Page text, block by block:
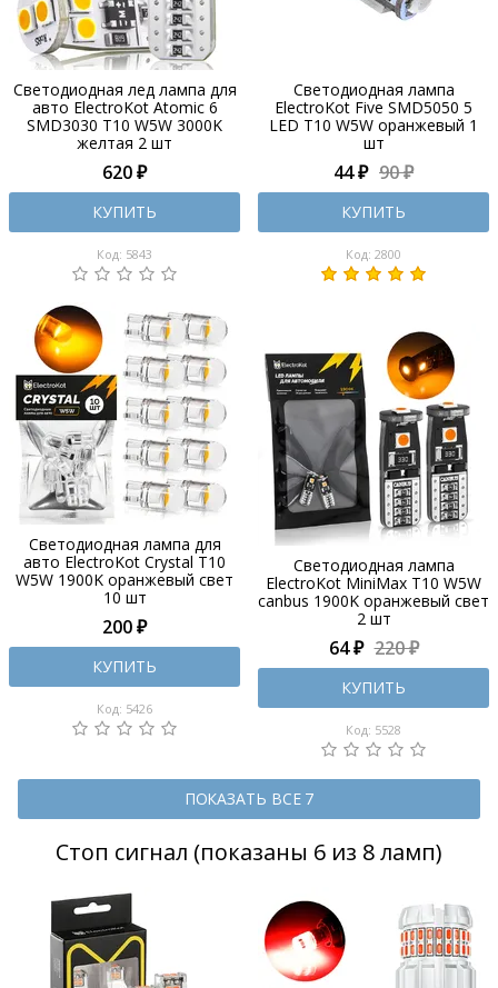
Светодиодная лед лампа для
авто ElectroKot Atomic 6
SMD3030 T10 W5W 3000K
желтая 2 шт
620 ₽
КУПИТЬ
Код: 5843
Cветодиодная лампа
ElectroKot Five SMD5050 5
LED T10 W5W оранжевый 1
шт
44 ₽ 90 ₽
КУПИТЬ
Код: 2800
Светодиодная лампа для
авто ElectroKot Crystal T10
W5W 1900K оранжевый свет
10 шт
200 ₽
КУПИТЬ
Код: 5426
Светодиодная лампа
ElectroKot MiniMax T10 W5W
canbus 1900K оранжевый свет
2 шт
64 ₽ 220 ₽
КУПИТЬ
Код: 5528
ПОКАЗАТЬ ВСЕ 7
Стоп сигнал (показаны 6 из 8 ламп)